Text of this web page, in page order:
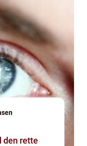
den rette